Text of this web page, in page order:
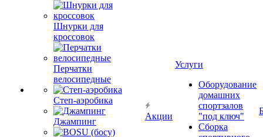
Шнурки для
кроссовок
Перчатки
велосипедные
Степ-аэробика
Джампинг
Акции
Услуги
Оборудование
домашних
спортзалов
"под ключ"
Сборка